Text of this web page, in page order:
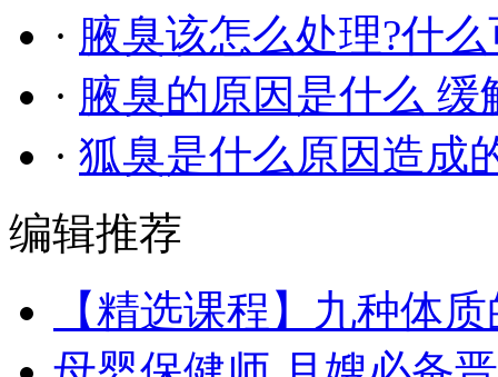
· 腋臭该怎么处理?什
· 腋臭的原因是什么
· 狐臭是什么原因造成
编辑推荐
【精选课程】九种体